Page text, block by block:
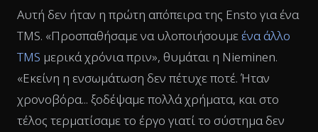
Αυτή δεν ήταν η πρώτη απόπειρα της Ensto για ένα
TMS. «Προσπαθήσαμε να υλοποιήσουμε ένα άλλο
TMS μερικά χρόνια πριν», θυμάται η Nieminen.
«Εκείνη η ενσωμάτωση δεν πέτυχε ποτέ. Ήταν
χρονοβόρα... ξοδέψαμε πολλά χρήματα, και στο
τέλος τερματίσαμε το έργο γιατί το σύστημα δεν